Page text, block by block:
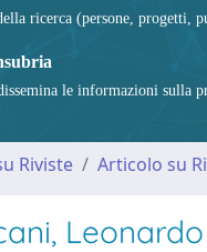
ricerca (persone,
le informazioni
Riviste Articolo su